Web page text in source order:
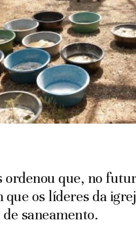
que, no
que os líderes da
saneamento.